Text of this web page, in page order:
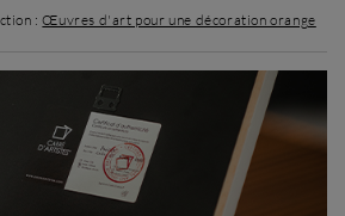
:Œuvres d'art pour une décoration orange